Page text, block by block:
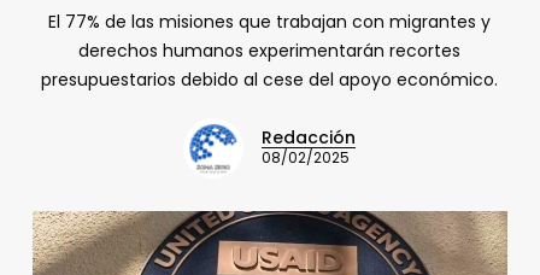
El 77% de las misiones que trabajan con migrantes y
derechos humanos experimentarán recortes
presupuestarios debido al cese del apoyo económico.
Redacción
08/02/2025